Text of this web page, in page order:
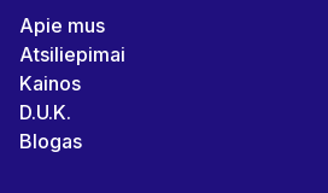
Apie mus
Atsiliepimai
Kainos
D.U.K.
Blogas